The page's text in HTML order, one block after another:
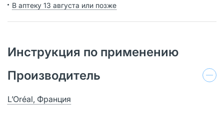
В аптеку 13 августа или позже
Инструкция по применению
Производитель
L’Oréal, Франция